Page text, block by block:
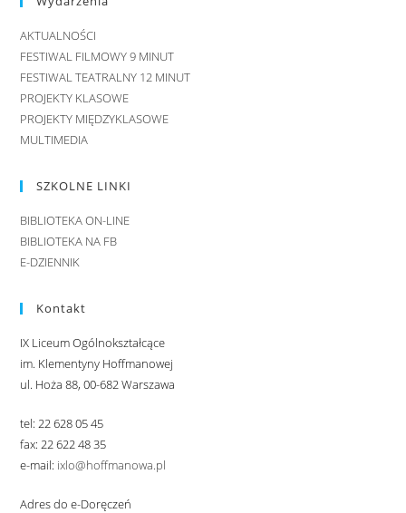
AKTUALNOŚCI
FESTIWAL FILMOWY 9 MINUT
FESTIWAL TEATRALNY 12 MINUT
PROJEKTY KLASOWE
PROJEKTY MIĘDZYKLASOWE
MULTIMEDIA
SZKOLNE LINKI
BIBLIOTEKA ON-LINE
BIBLIOTEKA NA FB
E-DZIENNIK
Kontakt
IX Liceum Ogólnokształcące
im. Klementyny Hoffmanowej
ul. Hoża 88, 00-682 Warszawa
tel: 22 628 05 45
fax: 22 622 48 35
e-mail: ixlo@hoffmanowa.pl
Adres do e-Doręczeń